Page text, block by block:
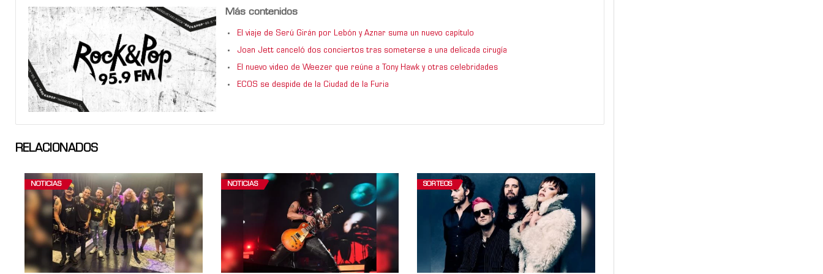
Más contenidos
El viaje de Serú Girán por Lebón y Aznar suma un nuevo capítulo
Joan Jett canceló dos conciertos tras someterse a una delicada cirugía
El nuevo video de Weezer que reúne a Tony Hawk y otras celebridades
ECOS se despide de la Ciudad de la Furia
RELACIONADOS
NOTICIAS NOTICIAS SORTEOS